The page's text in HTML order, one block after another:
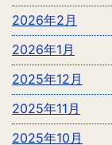
2026年2月
2026年1月
2025年12月
2025年11月
2025年10月